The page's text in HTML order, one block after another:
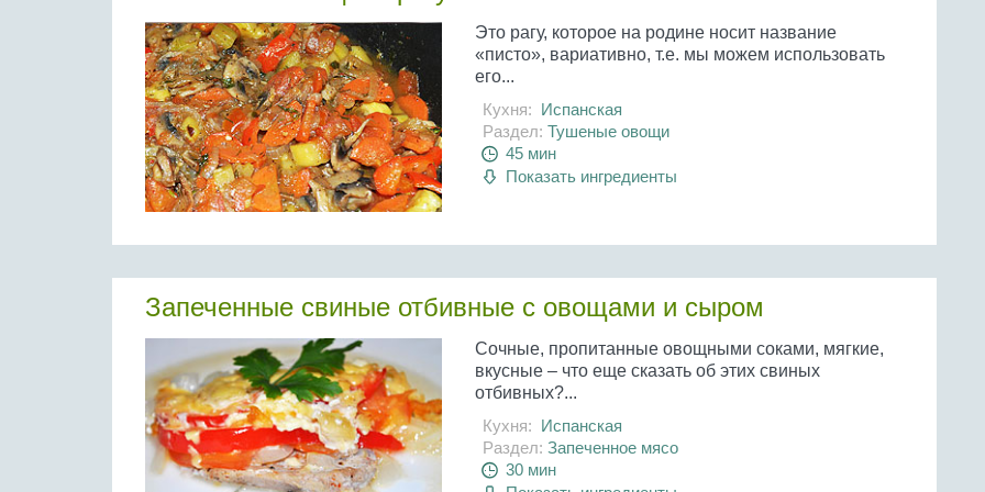
Это рагу, которое на родине носит название
«писто», вариативно, т.е. мы можем использовать
его...
Кухня: Испанская
Раздел: Тушеные овощи
45 мин
Показать ингредиенты
Запеченные свиные отбивные с овощами и сыром
Сочные, пропитанные овощными соками, мягкие,
вкусные – что еще сказать об этих свиных
отбивных?...
Кухня: Испанская
Раздел: Запеченное мясо
30 мин